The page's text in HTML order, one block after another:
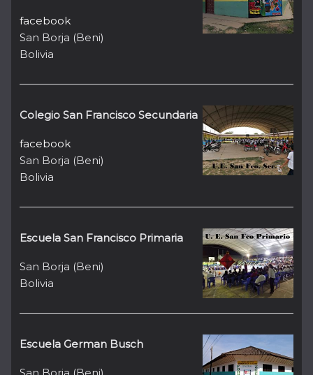
facebook
San Borja (Beni)
Bolivia
Colegio San Francisco Secundaria
facebook
San Borja (Beni)
Bolivia
Escuela San Francisco Primaria
San Borja (Beni)
Bolivia
Escuela German Busch